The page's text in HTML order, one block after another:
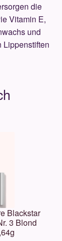
die
Vitamin E,
und
Lippenstiften
Blackstar
3 Blond